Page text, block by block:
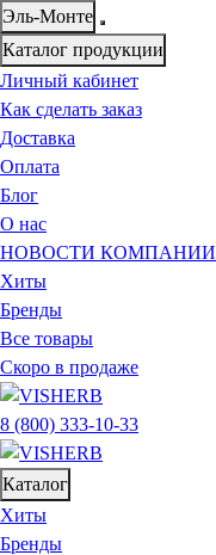
Эль-Монте
Каталог продукции
Личный кабинет
Как сделать заказ
Доставка
Оплата
Блог
О нас
НОВОСТИ КОМПАНИИ
Хиты
Бренды
Все товары
Скоро в продаже
8 (800) 333-10-33
Каталог
Хиты
Бренды